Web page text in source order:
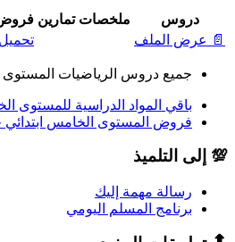
دروس ملخصات تمارين
📄 عرض الملف
تحميل
جميع دروس الرياضيات المستوى
باقي المواد الدراسية للمستوى
فروض المستوى الخامس
💯 إلى التلميذ
رسالة مهمة إليك
برنامج المسلم اليومي